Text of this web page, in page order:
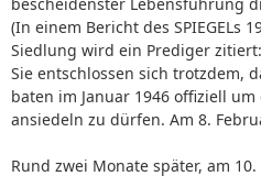
bescheidenster Lebensführung
(In einem Bericht des SPIEGELs
Siedlung wird ein Prediger
Sie entschlossen sich trotzdem,
baten im Januar 1946 offiziell
ansiedeln zu dürfen. Am 8.
Rund zwei Monate später, am